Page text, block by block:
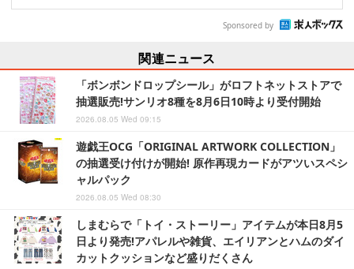
Sponsored by
関連ニュース
「ボンボンドロップシール」がロフトネットストアで
抽選販売!サンリオ8種を8月6日10時より受付開始
2026.08.05 Wed 09:15
遊戯王OCG「ORIGINAL ARTWORK COLLECTION」
の抽選受け付けが開始! 原作再現カードがアツいスペシ
ャルパック
2026.08.05 Wed 08:30
しまむらで「トイ・ストーリー」アイテムが本日8月5
日より発売!アパレルや雑貨、エイリアンとハムのダイ
カットクッションなど盛りだくさん